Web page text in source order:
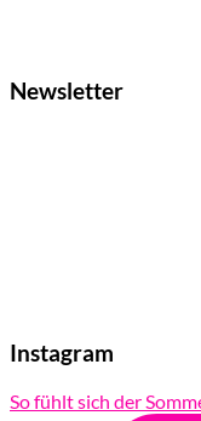
Newsletter
Instagram
So fühlt sich der